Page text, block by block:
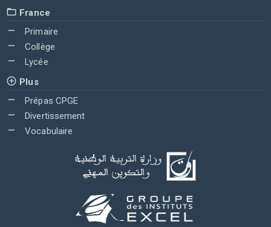
France
Primaire
Collège
Lycée
Plus
Prépas CPGE
Divertissement
Vocabulaire